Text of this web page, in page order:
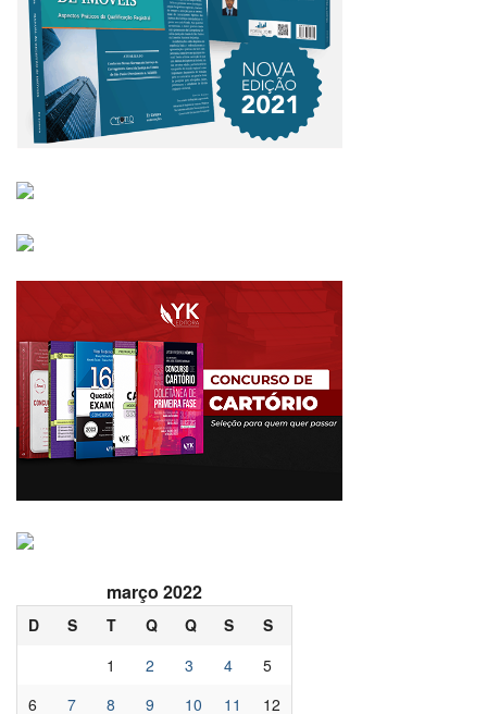
março 2022
D S T Q Q S
S
1
2 3 4
5
6
7 8 9 10 11 12